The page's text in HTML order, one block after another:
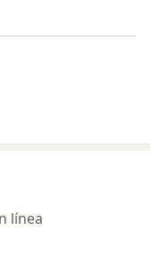
línea